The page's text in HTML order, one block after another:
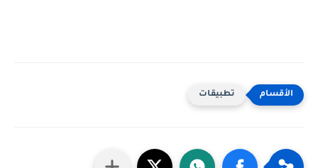
تطبيقات